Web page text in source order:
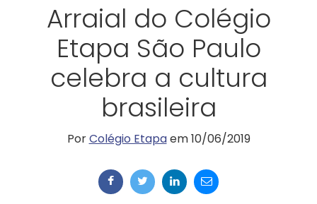
Arraial do Colégio
Etapa São Paulo
celebra a cultura
brasileira
PorColégio Etapaem 10/06/2019